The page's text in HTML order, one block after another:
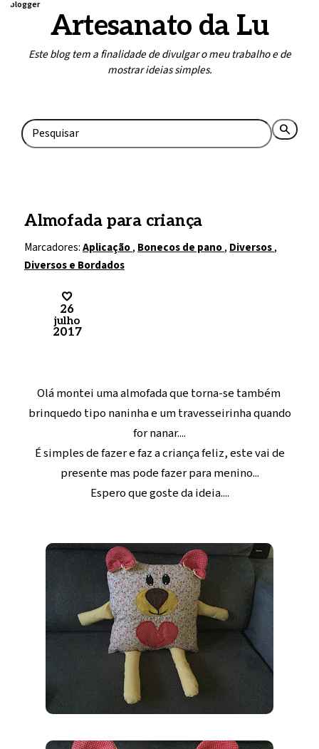
blogger
Artesanato da Lu
Este blog tem a finalidade de divulgar o meu trabalho e de
mostrar ideias simples.
search
Almofada para criança
Marcadores:Aplicação, Bonecos de pano, Diversos,
Diversos e Bordados
26
julho
2017
Olá montei uma almofada que torna-se também
brinquedo tipo naninha e um travesseirinha quando
for nanar....
É simples de fazer e faz a criança feliz, este vai de
presente mas pode fazer para menino...
Espero que goste da ideia....